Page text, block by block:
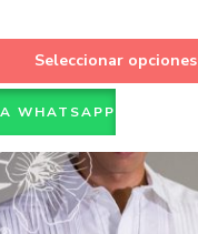
Seleccionar opciones
WHATSAPP